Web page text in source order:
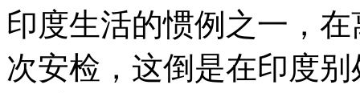
印度生活的惯例之一，
次安检，这倒是在印度